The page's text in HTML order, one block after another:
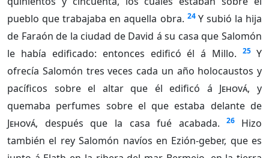
pueblo que trabajaba en aquella obra. 24 Y subió la hija
de Faraón de la ciudad de David á su casa que Salomón
le había edificado: entonces edificó él á Millo.
25 Y
ofrecía Salomón tres veces cada un año holocaustos y
pacíficos sobre el altar que él edificó á Jehová, y
quemaba perfumes sobre el que estaba delante de
Jehová, después que la casa fué acabada. 26
Hizo
también el rey Salomón navíos en Ezión-geber, que es